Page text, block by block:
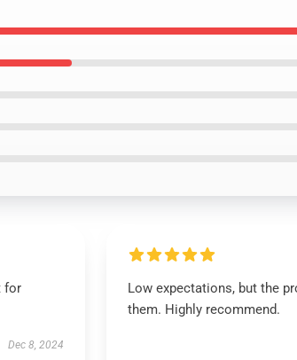
for
Dec 8, 2024
Low expectations, but the
them. Highly recommend.